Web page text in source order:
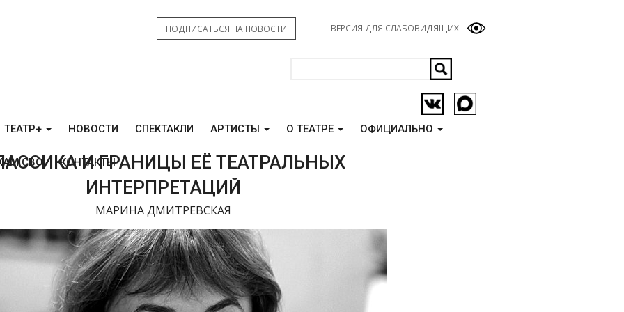
ВЕРСИЯ ДЛЯ СЛАБОВИДЯЩИХ
ПОДПИСАТЬСЯ НА НОВОСТИ
ТЕАТР+ НОВОСТИ СПЕКТАКЛИ АРТИСТЫ О ТЕАТРЕ ОФИЦИАЛЬНО
СВО КОНТАКТЫ
И ГРАНИЦЫ ЕЁ ТЕАТРАЛЬНЫХ
ИНТЕРПРЕТАЦИЙ
МАРИНА ДМИТРЕВСКАЯ